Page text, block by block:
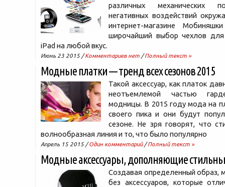
различных механических
негативных воздействий
интернет-магазине
широчайший выбор чехлов
iPad на любой вкус.
Июнь 23 2015 /Комментариев нет /Полный текст »
Модные платки — тренд всех сезонов 2015
Такой аксессуар, как платок
неотъемлемой частью
модницы. В 2015 году мода на
своего пика и они будут
сезоне. Не зря говорят, что
волнообразная линия и то, что было популярно
Апрель 15 2015 /Один комментарий/Полный текст »
Модные аксессуары, дополняющие
Создавая определенный образ,
без аксессуаров, которые